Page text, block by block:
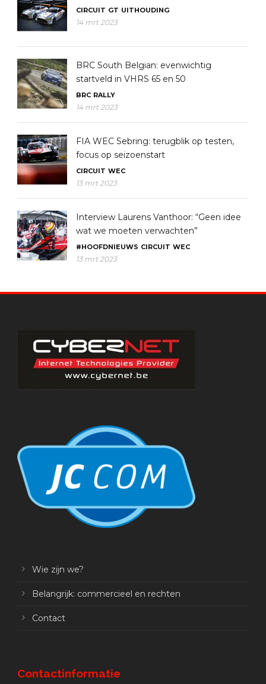
CIRCUIT GT UITHOUDING
14 mrt 2023
BRC South Belgian: evenwichtig
startveld in VHRS 65 en 50
BRC RALLY
14 mrt 2023
FIA WEC Sebring: terugblik op testen,
focus op seizoenstart
CIRCUIT WEC
13 mrt 2023
Interview Laurens Vanthoor: “Geen idee
wat we moeten verwachten”
#HOOFDNIEUWS CIRCUIT WEC
13 mrt 2023
Wie zijn we?
Belangrijk: commercieel en rechten
Contact
Contactinformatie